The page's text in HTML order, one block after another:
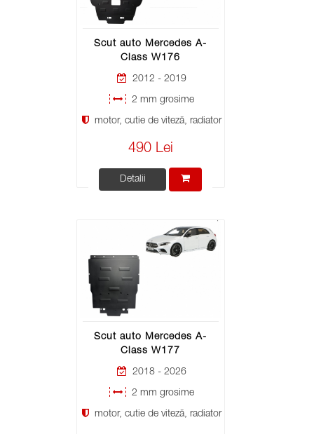
Scut auto Mercedes A-
Class W176
2012 - 2019
2 mm grosime
motor, cutie de viteză, radiator
490 Lei
Detalii
Scut auto Mercedes A-
Class W177
2018 - 2026
2 mm grosime
motor, cutie de viteză, radiator